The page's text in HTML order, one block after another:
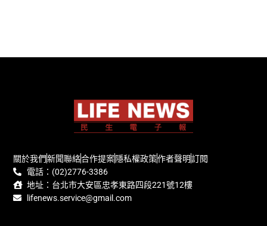
關於我們新聞聯絡合作提案隱私權政策作者聲明訂閱
電話：(02)2776-3386
地址：台北市大安區忠孝東路四段221號12樓
lifenews.service@gmail.com